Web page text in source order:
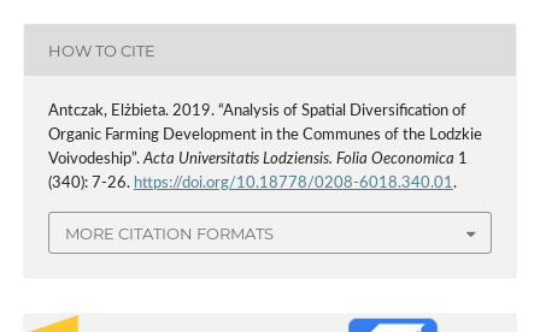
HOW TO CITE
Antczak, Elżbieta. 2019. “Analysis of Spatial Diversification of
Organic Farming Development in the Communes of the Lodzkie
Voivodeship”.Acta Universitatis Lodziensis. Folia Oeconomica 1
(340): 7-26. https://doi.org/10.18778/0208-6018.340.01.
MORE CITATION FORMATS